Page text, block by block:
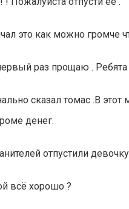
это как можно громче
раз прощаю . Ребята
сказал томас .В
денег.
отпустили
всё хорошо ?